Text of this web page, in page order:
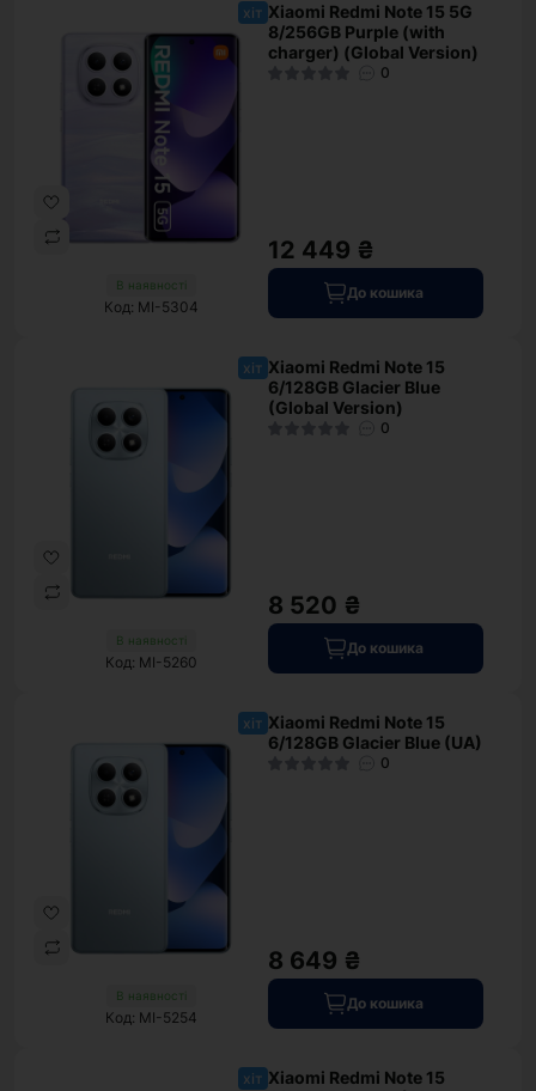
хіт
В наявності
Код: MI-5304
Xiaomi Redmi Note 15 5G
8/256GB Purple (with
charger) (Global Version)
0
12 449 ₴
До кошика
хіт
В наявності
Код: MI-5260
Xiaomi Redmi Note 15
6/128GB Glacier Blue
(Global Version)
0
8 520 ₴
До кошика
хіт
В наявності
Код: MI-5254
Xiaomi Redmi Note 15
6/128GB Glacier Blue (UA)
0
8 649 ₴
До кошика
хіт Xiaomi Redmi Note 15